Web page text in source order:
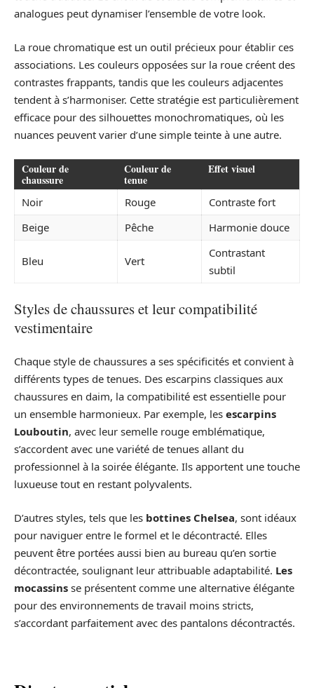
analogues peut dynamiser l’ensemble de votre look.
La roue chromatique est un outil précieux pour établir ces
associations. Les couleurs opposées sur la roue créent des
contrastes frappants, tandis que les couleurs adjacentes
tendent à s’harmoniser. Cette stratégie est particulièrement
efficace pour des silhouettes monochromatiques, où les
nuances peuvent varier d’une simple teinte à une autre.
Couleur de
chaussure
Couleur de
tenue
Effet visuel
Noir Rouge
Contraste fort
Beige
Pêche Harmonie douce
Bleu Vert
Contrastant
subtil
Styles de chaussures et leur compatibilité
vestimentaire
Chaque style de chaussures a ses spécificités et convient à
différents types de tenues. Des escarpins classiques aux
chaussures en daim, la compatibilité est essentielle pour
un ensemble harmonieux. Par exemple, les escarpins
Louboutin, avec leur semelle rouge emblématique,
s’accordent avec une variété de tenues allant du
professionnel à la soirée élégante. Ils apportent une touche
luxueuse tout en restant polyvalents.
D’autres styles, tels que les bottines Chelsea, sont idéaux
pour naviguer entre le formel et le décontracté. Elles
peuvent être portées aussi bien au bureau qu’en sortie
décontractée, soulignant leur attribuable adaptabilité. Les
mocassins se présentent comme une alternative élégante
pour des environnements de travail moins stricts,
s’accordant parfaitement avec des pantalons décontractés.